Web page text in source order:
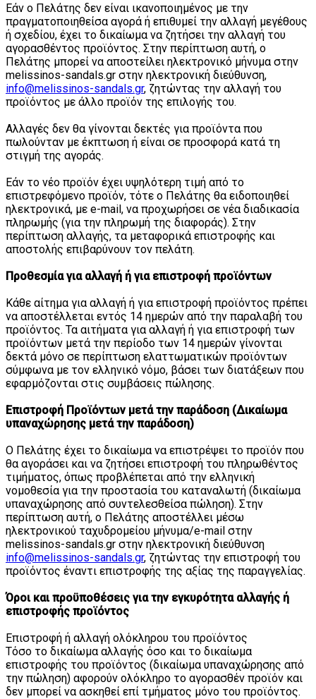
Εάν ο Πελάτης δεν είναι ικανοποιημένος με την
πραγματοποιηθείσα αγορά ή επιθυμεί την αλλαγή μεγέθους
ή σχεδίου, έχει το δικαίωμα να ζητήσει την αλλαγή του
αγορασθέντος προϊόντος. Στην περίπτωση αυτή, ο
Πελάτης μπορεί να αποστείλει ηλεκτρονικό μήνυμα στην
melissinos-sandals.gr στην ηλεκτρονική διεύθυνση,
info@melissinos-sandals.gr, ζητώντας την αλλαγή του
προϊόντος με άλλο προϊόν της επιλογής του.
Αλλαγές δεν θα γίνονται δεκτές για προϊόντα που
πωλούνταν με έκπτωση ή είναι σε προσφορά κατά τη
στιγμή της αγοράς.
Εάν το νέο προϊόν έχει υψηλότερη τιμή από το
επιστρεφόμενο προϊόν, τότε ο Πελάτης θα ειδοποιηθεί
ηλεκτρονικά, με e-mail, να προχωρήσει σε νέα διαδικασία
πληρωμής (για την πληρωμή της διαφοράς). Στην
περίπτωση αλλαγής, τα μεταφορικά επιστροφής και
αποστολής επιβαρύνουν τον πελάτη.
Προθεσμία για αλλαγή ή για επιστροφή προϊόντων
Κάθε αίτημα για αλλαγή ή για επιστροφή προϊόντος πρέπει
να αποστέλλεται εντός 14 ημερών από την παραλαβή του
προϊόντος. Τα αιτήματα για αλλαγή ή για επιστροφή των
προϊόντων μετά την περίοδο των 14 ημερών γίνονται
δεκτά μόνο σε περίπτωση ελαττωματικών προϊόντων
σύμφωνα με τον ελληνικό νόμο, βάσει των διατάξεων που
εφαρμόζονται στις συμβάσεις πώλησης.
Επιστροφή Προϊόντων μετά την παράδοση (Δικαίωμα
υπαναχώρησης μετά την παράδοση)
Ο Πελάτης έχει το δικαίωμα να επιστρέψει το προϊόν που
θα αγοράσει και να ζητήσει επιστροφή του πληρωθέντος
τιμήματος, όπως προβλέπεται από την ελληνική
νομοθεσία για την προστασία του καταναλωτή (δικαίωμα
υπαναχώρησης από συντελεσθείσα πώληση). Στην
περίπτωση αυτή, ο Πελάτης αποστέλλει μέσω
ηλεκτρονικού ταχυδρομείου μήνυμα/e-mail στην
melissinos-sandals.gr στην ηλεκτρονική διεύθυνση
info@melissinos-sandals.gr, ζητώντας την επιστροφή του
προϊόντος έναντι επιστροφής της αξίας της παραγγελίας.
Όροι και προϋποθέσεις για την εγκυρότητα αλλαγής ή
επιστροφής προϊόντος
Επιστροφή ή αλλαγή ολόκληρου του προϊόντος
Τόσο το δικαίωμα αλλαγής όσο και το δικαίωμα
επιστροφής του προϊόντος (δικαίωμα υπαναχώρησης από
την πώληση) αφορούν ολόκληρο το αγορασθέν προϊόν και
δεν μπορεί να ασκηθεί επί τμήματος μόνο του προϊόντος.